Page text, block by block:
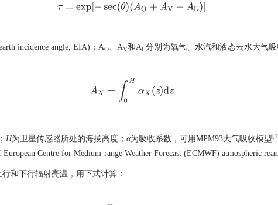
τ=exp[−sec(θ)(AO+AV+AL) ]
incidence angle, EIA)；AO、AV和AL分别为氧气、水汽和液态云水大气
0Hα
H为卫星传感器所处的海拔高度； α为吸收系数，可用MPM93大气吸收模型[
Centre for Medium-range Weather Forecast (ECMWF) atmospheric
和下行辐射亮温，用下式计算：